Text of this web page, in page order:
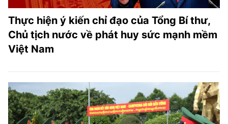
Thực hiện ý kiến chỉ đạo của Tổng Bí thư,
Chủ tịch nước về phát huy sức mạnh mềm
Việt Nam